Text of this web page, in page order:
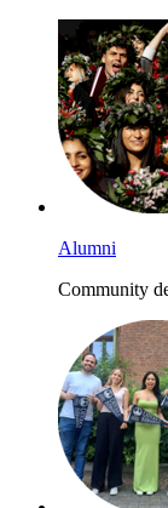
Alumni
Community